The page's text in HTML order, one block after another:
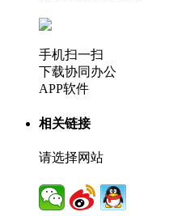
手机扫一扫
下载协同办公
APP软件
相关链接
请选择网站